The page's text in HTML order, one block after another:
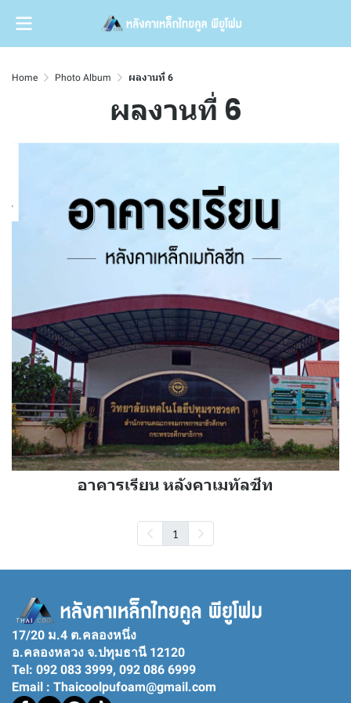
Home Photo Album ผลงานที่ 6
ผลงานที่ 6
อาคารเรียน หลังคาเมทัลชีท
1
17/20 ม.4 ต.คลองหนึ่ง
อ.คลองหลวง จ.ปทุมธานี 12120
Tel: 092 083 3999, 092 086 6999
Email : Thaicoolpufoam@gmail.com